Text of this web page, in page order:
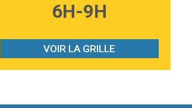
Phoebe Bridgers
Gracie Abrams
6H-9H
VOIR LA GRILLE